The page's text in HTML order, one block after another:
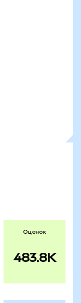
Оценок
483.8K